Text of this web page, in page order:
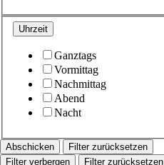
Uhrzeit
Ganztags
Vormittag
Nachmittag
Abend
Nacht
Filter zurücksetzen
Filter verbergen
Filter zurücksetzen